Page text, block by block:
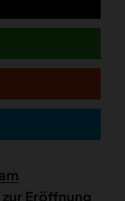
zur Eröffnung